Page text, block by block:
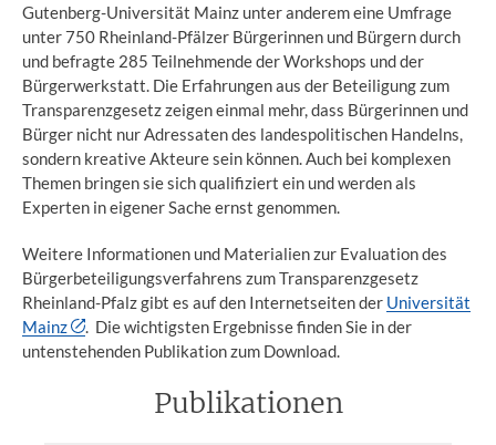
Gutenberg-Universität Mainz unter anderem eine Umfrage
unter 750 Rheinland-Pfälzer Bürgerinnen und Bürgern durch
und befragte 285 Teilnehmende der Workshops und der
Bürgerwerkstatt. Die Erfahrungen aus der Beteiligung zum
Transparenzgesetz zeigen einmal mehr, dass Bürgerinnen und
Bürger nicht nur Adressaten des landespolitischen Handelns,
sondern kreative Akteure sein können. Auch bei komplexen
Themen bringen sie sich qualifiziert ein und werden als
Experten in eigener Sache ernst genommen.
Weitere Informationen und Materialien zur Evaluation des
Bürgerbeteiligungsverfahrens zum Transparenzgesetz
Rheinland-Pfalz gibt es auf den Internetseiten der Universität
Mainz
. Die wichtigsten Ergebnisse finden Sie in der
untenstehenden Publikation zum Download.
Publikationen